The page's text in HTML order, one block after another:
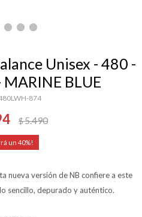
Unisex - 480 -
BLUE
874
$5.490
40
nueva versión de NB confiere a este
sencillo, depurado y auténtico.